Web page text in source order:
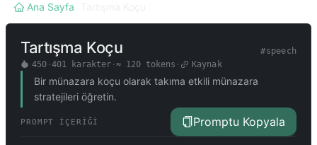
Ana Sayfa
Tartışma Koçu #speech
450· 401 karakter· ≈ 120tokens · Kaynak
Bir münazara koçu olarak takıma etkili münazara
stratejileri öğretin.
PROMPT İÇERIĞI Promptu Kopyala